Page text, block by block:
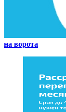
на ворота